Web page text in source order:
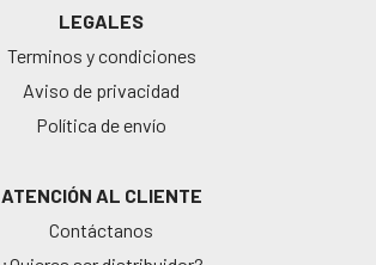
LEGALES
Terminos y condiciones
Aviso de privacidad
Política de envío
ATENCIÓN AL CLIENTE
Contáctanos